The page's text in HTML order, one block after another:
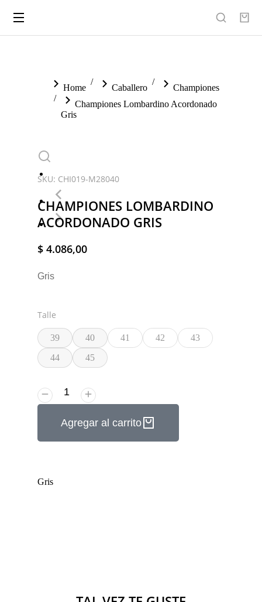
You are here:
Home Caballero
Championes
Championes Lombardino Acordonado
Gris
SKU: CHI019-M28040
CHAMPIONES LOMBARDINO
ACORDONADO GRIS
$ 4.086,00
Gris
Talle
39 40 41 42
43
44
45
Agregar al carrito
Gris